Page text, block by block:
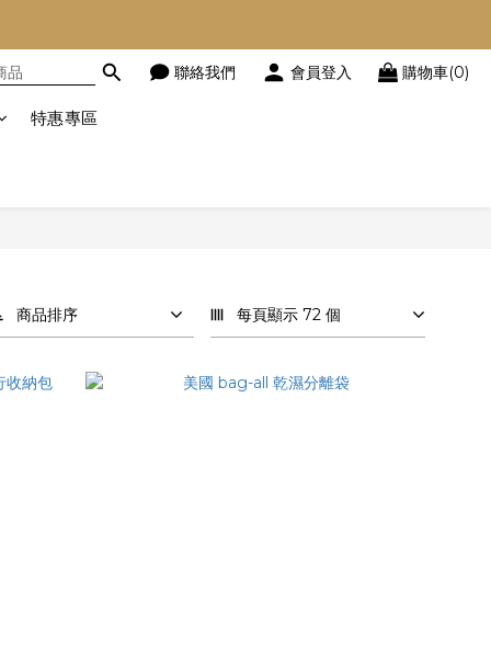
聯絡我們 會員登入 購物車(0)
特惠專區
商品排序 每頁顯示 72 個